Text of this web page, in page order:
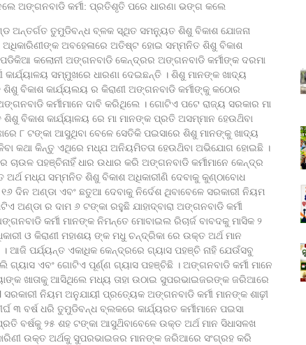
ଅଙ୍ଗନବାଡି କର୍ମୀ: ପ୍ରତିଶୃତି ପରେ ଧାରଣା ଭଙ୍ଗ କଲେ
ଅନ୍ତର୍ଗତ ତୁମୁଡିବନ୍ଧ ବ୍ଳକ ସ୍ଥିତ ସମନ୍ୟୁତ ଶିଶୁ ବିକାଶ ଯୋଜନା
ଅବହେଳାରେ ଅତିଷ୍ଟ ହୋଇ ସମ୍ମନିତ ଶିଶୁ ବିକାଶ
ପଡିକିଆ କଲୋନୀ ଅଙ୍ଗନବାଡି କେନ୍ଦ୍ରର ଅଙ୍ଗନବାଡି କର୍ମୀଙ୍କ ଦରମା
କାର୍ଯ୍ୟାଳୟ ସମ୍ମୁଖରେ ଧାରଣା ଦେଇଛନ୍ତି । ଶିଶୁ ମାନଙ୍କ ଖାଦ୍ୟ
ବିକାଶ କାର୍ଯ୍ୟଲୟ ର କିରାଣୀ ଅଙ୍ଗନବାଡି କର୍ମୀଙ୍କୁ କଠୋର
କର୍ମୀମାନେ ଦାବି କରିଥିଲେ । ଗୋଟିଏ ପଟେ ରାଜ୍ୟ ସରକାର ମା
ବିକାଶ କାର୍ଯ୍ୟାଳୟ ରେ ମା ମାନଙ୍କ ପ୍ରତି ଅସମ୍ମାନ ହେଉଥ‌ିବା
୮ ଟଙ୍କା ଆସୁଥିବା ବେଳେ ସେତିକି ପଇସାରେ ଶିଶୁ ମାନଙ୍କୁ ଖାଦ୍ୟ
କଥା କିନ୍ତୁ ଏଥିରେ ମଧ୍ଯ ଅନିୟମିତତା ହେଉଥ‌ିବା ଅଭିଯୋଗ ହୋଇଛି ।
ପହଞ୍ଚିନାହିଁ ଧାର ଉଧାର କରି ଅଙ୍ଗନବାଡି କର୍ମୀମାନେ କେନ୍ଦ୍ର
ମଧ୍ଯ ସମ୍ମନିତ ଶିଶୁ ବିକାଶ ଅଧିକାରୀଣି ଦେବାକୁ କୁଣ୍ଠାବୋଧ
ଦିନ ଅଣ୍ଡା ଏବଂ ଛତୁଆ ଦେବାକୁ ନିର୍ଦେଶ ଥିବାବେଳେ ସରକାରୀ ନିୟମ
ର ଦାମ ୬ ଟଙ୍କା ରହୁଛି ଯାହାଦ୍ବାରା ଅଙ୍ଗନବାଡି କର୍ମୀ
କର୍ମୀ ମାନଙ୍କ ନିମନ୍ତେ ମୋବାଇଲ ରିଚାର୍ଜ ବାବଦକୁ ମାସିକ ୨
ଓ କିରାଣୀ ମହାଶୟ ଙ୍କ ମଧୁ ଚନ୍ଦ୍ରିକା ରେ ଉକ୍ତ ଅର୍ଥ ମାନ
ଆଜି ପର୍ଯ୍ୟନ୍ତ ଏକାଧିକ କେନ୍ଦ୍ରରେ ଗ୍ୟାସ ପହଞ୍ଚି ନାହି ଯେଉଁସବୁ
ଏବଂ ଗୋଟିଏ ପୂର୍ଣ୍ଣ ଗ୍ୟାସ ପହଞ୍ଚିଛି । ଅଙ୍ଗନବାଡି କର୍ମୀ ମାନେ
ଖାତାକୁ ଆସିଥିଲେ ମଧ୍ୟ ତାହା ଉଠାଇ ସୁପରଭାଇଜରଙ୍କ ଜରିଆରେ
ନିୟମ ଅନୁଯାୟୀ ପ୍ରତ୍ୟେକ ଅଙ୍ଗନବାଡି କର୍ମୀ ମାନଙ୍କ ଶାଢ଼ୀ
୩ ବର୍ଷ ଧରି ତୁମୁଡିବନ୍ଧ ବ୍ଲକରେ କାର୍ଯ୍ୟରତ କର୍ମୀମାନେ ପଇସା
ବର୍ଷକୁ ୨୫ ଶହ ଟଙ୍କା ଆସୁଥ‌ିବାବେଳେ ଉକ୍ତ ଅର୍ଥ ମାନ ସିଧାସଳଖ
ଉକ୍ତ ଅର୍ଥକୁ ସୁପରଭାଇଜର ମାନଙ୍କ ଜରିଆରେ ସଂଗ୍ରହ କରି